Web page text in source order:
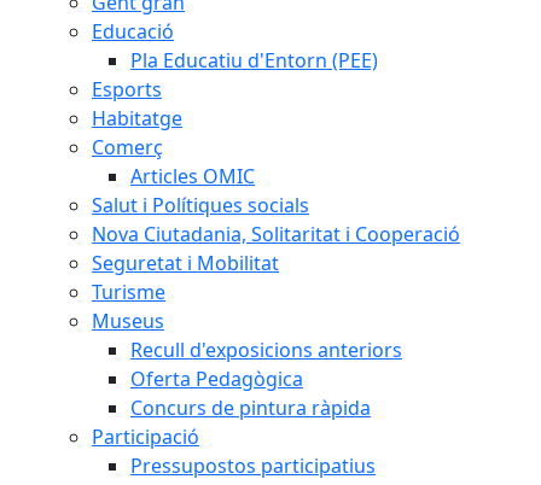
Educació
Pla Educatiu d'Entorn (PEE)
Esports
Habitatge
Comerç
Articles OMIC
Salut i Polítiques socials
Nova Ciutadania, Solitaritat i Cooperació
Seguretat i Mobilitat
Turisme
Museus
Recull d'exposicions anteriors
Oferta Pedagògica
Concurs de pintura ràpida
Participació
Pressupostos participatius